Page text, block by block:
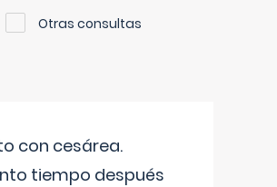
Otras consultas
con cesárea.
tiempo después